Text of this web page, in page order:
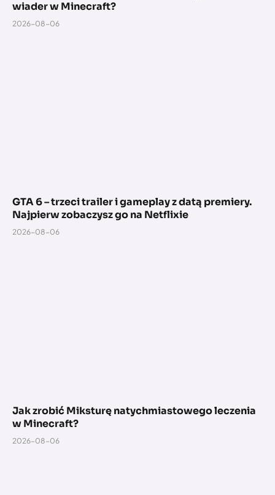
wiader w Minecraft?
2026-08-06
GTA 6 – trzeci trailer i gameplay z datą premiery.
Najpierw zobaczysz go na Netflixie
2026-08-06
Jak zrobić Miksturę natychmiastowego leczenia
w Minecraft?
2026-08-06